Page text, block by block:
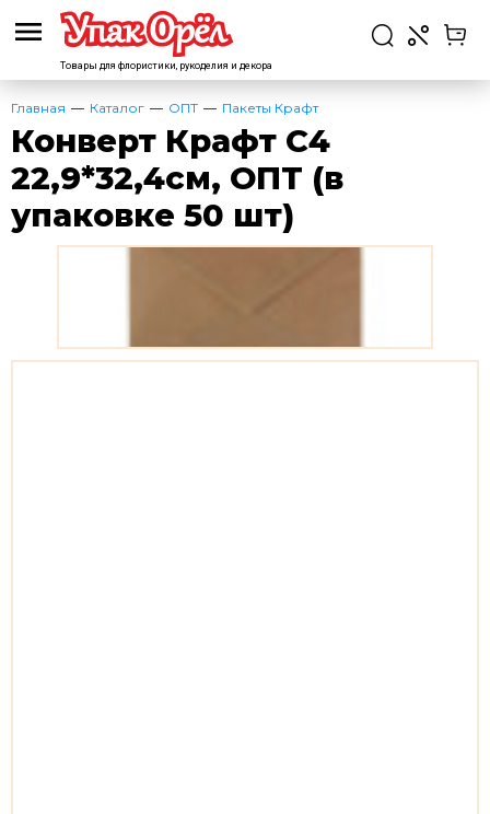
Товары для флористики, рукоделия и декора
Главная Каталог ОПТ Пакеты Крафт
Конверт Крафт С4
22,9*32,4см, ОПТ (в
упаковке 50 шт)